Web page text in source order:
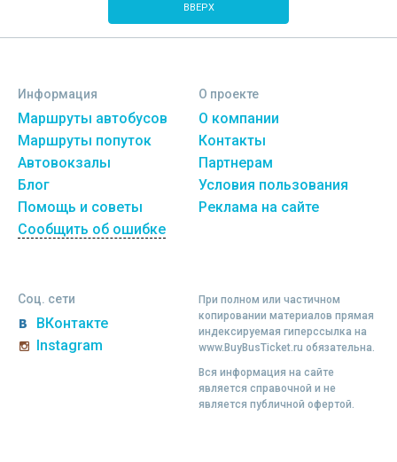
ВВЕРХ
Информация
Маршруты автобусов
Маршруты попуток
Автовокзалы
Блог
Помощь и советы
Сообщить об ошибке
О проекте
О компании
Контакты
Партнерам
Условия пользования
Реклама на сайте
Соц. сети
ВКонтакте
Instagram
При полном или частичном
копировании материалов прямая
индексируемая гиперссылка на
www.BuyBusTicket.ru обязательна.
Вся информация на сайте
является справочной и не
является публичной офертой.